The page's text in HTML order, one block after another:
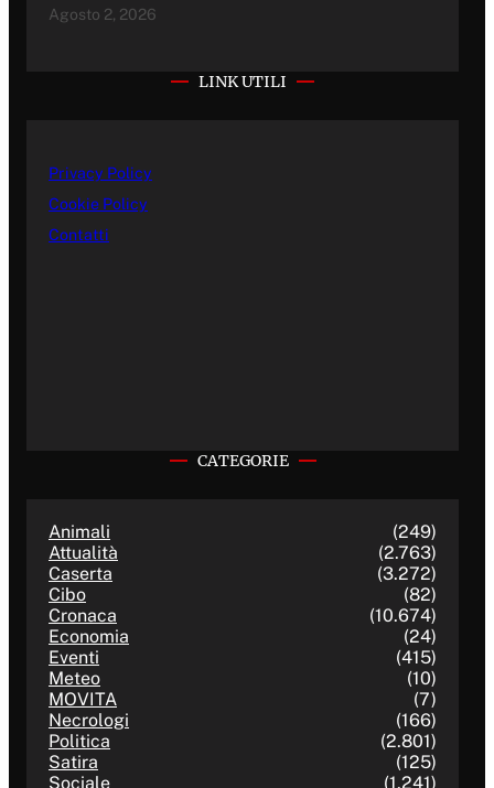
Agosto 2, 2026
LINK UTILI
Privacy Policy
Cookie Policy
Contatti
CATEGORIE
Animali
(249)
Attualità
(2.763)
Caserta
(3.272)
Cibo
(82)
Cronaca
(10.674)
Economia
(24)
Eventi
(415)
Meteo
(10)
MOVITA
(7)
Necrologi
(166)
Politica
(2.801)
Satira
(125)
Sociale
(1.241)